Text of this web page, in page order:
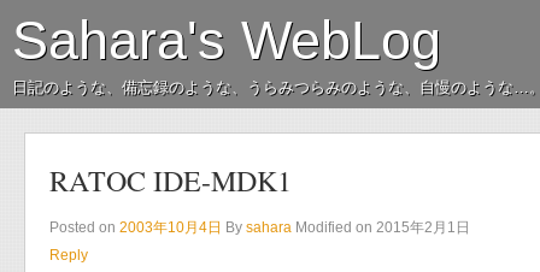
Sahara's WebLog
日記のような、備忘録のような、うらみつらみのような、自慢のような…
RATOC IDE-MDK1
Posted on 2003年10月4日 By sahara Modified on 2015年2月1日
Reply